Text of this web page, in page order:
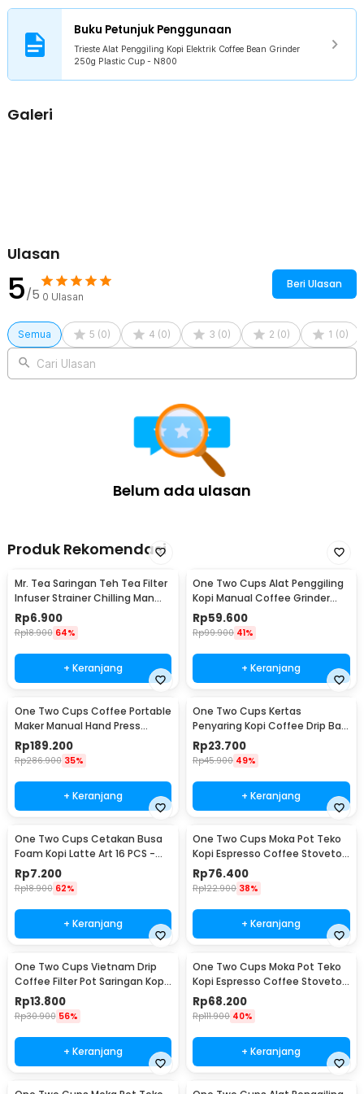
1 x Cup
1 x Panduan Penggunaan
Buku Petunjuk Penggunaan
Trieste Alat Penggiling Kopi Elektrik Coffee Bean Grinder
250g Plastic Cup - N800
Galeri
Ulasan
5/5 0 Ulasan
Beri Ulasan
Semua 5 (0) 4 (0) 3 (0) 2 (0) 1 (0)
Cari Ulasan
Belum ada ulasan
Produk Rekomendasi
Mr. Tea Saringan Teh Tea Filter
Infuser Strainer Chilling Man
Silicon - MR03
Rp6.900
Rp18.900 64%
+ Keranjang
One Two Cups Alat Penggiling
Kopi Manual Coffee Grinder
Portable - WFCG9800
Rp59.600
Rp99.900 41%
+ Keranjang
One Two Cups Coffee Portable
Maker Manual Hand Press
Espresso 300ml - T35066
Rp189.200
Rp286.900 35%
+ Keranjang
One Two Cups Kertas
Penyaring Kopi Coffee Drip Bag
Paper Filter 50PCS - T111
Rp23.700
Rp45.900 49%
+ Keranjang
One Two Cups Cetakan Busa
Foam Kopi Latte Art 16 PCS -
JJYE01
Rp7.200
Rp18.900 62%
+ Keranjang
One Two Cups Moka Pot Teko
Kopi Espresso Coffee Stovetop
6 Cup 300ml - Z20
Rp76.400
Rp122.900 38%
+ Keranjang
One Two Cups Vietnam Drip
Coffee Filter Pot Saringan Kopi
180ml 8Q - LC1
Rp13.800
Rp30.900 56%
+ Keranjang
One Two Cups Moka Pot Teko
Kopi Espresso Coffee Stovetop
4 Cup 200ml - Z20
Rp68.200
Rp111.900 40%
+ Keranjang